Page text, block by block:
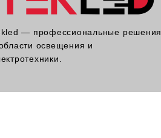
— профессиональные решения
освещения и